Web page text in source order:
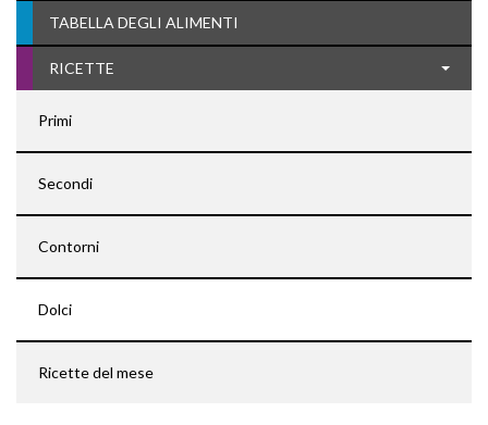
TABELLA DEGLI ALIMENTI
RICETTE
Primi
Secondi
Contorni
Dolci
Ricette del mese